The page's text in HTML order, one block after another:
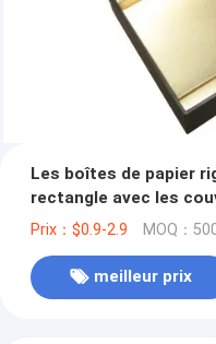
Les boîtes de papier
rectangle avec les
CMYK
Prix：$0.9-2.9 MOQ：
meilleur prix